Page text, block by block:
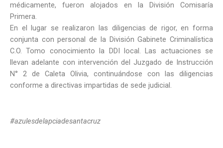
médicamente, fueron alojados en la División Comisaría
Primera.
En el lugar se realizaron las diligencias de rigor, en forma
conjunta con personal de la División Gabinete Criminalística
C.O. Tomo conocimiento la DDI local. Las actuaciones se
llevan adelante con intervención del Juzgado de Instrucción
N° 2 de Caleta Olivia, continuándose con las diligencias
conforme a directivas impartidas de sede judicial.
#azulesdelapciadesantacruz